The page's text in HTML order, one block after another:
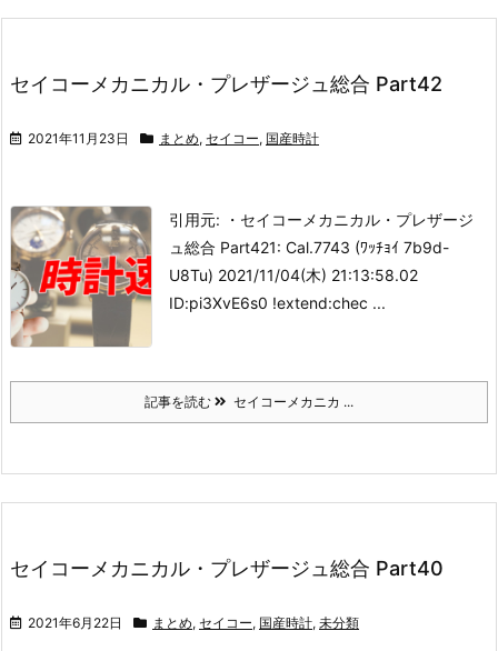
セイコーメカニカル・プレザージュ総合 Part42
2021年11月23日 まとめ, セイコー, 国産時計
引用元: ・セイコーメカニカル・プレザージ
ュ総合 Part421: Cal.7743 (ﾜｯﾁｮｲ 7b9d-
U8Tu) 2021/11/04(木) 21:13:58.02
ID:pi3XvE6s0 !extend:chec ...
記事を読む セイコーメカニカ ...
セイコーメカニカル・プレザージュ総合 Part40
2021年6月22日 まとめ, セイコー, 国産時計, 未分類